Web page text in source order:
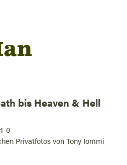
bis Heaven & Hell
0
Privatfotos von Tony Iommi